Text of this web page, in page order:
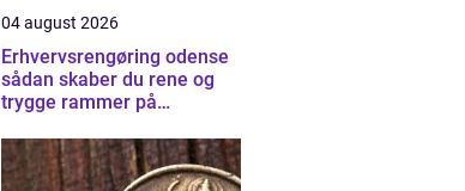
04 august 2026
Erhvervsrengøring odense
sådan skaber du rene og
trygge rammer på